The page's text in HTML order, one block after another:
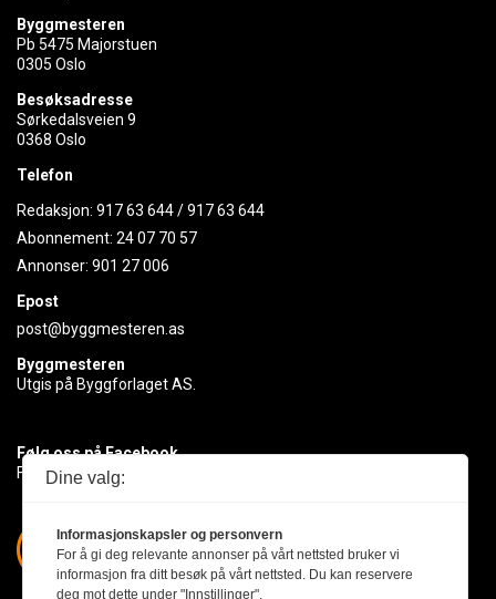
Byggmesteren
Pb 5475 Majorstuen
0305 Oslo
Besøksadresse
Sørkedalsveien 9
0368 Oslo
Telefon
Redaksjon: 917 63 644/917 63 644
Abonnement: 24 07 70 57
Annonser: 901 27 006
Epost
post@byggmesteren.as
Byggmesteren
Utgis på Byggforlaget AS.
Følg oss på Facebook
Få med deg det siste innen byggebransjen
Dine valg:
Informasjonskapsler og personvern
For å gi deg relevante annonser på vårt nettsted bruker vi
informasjon fra ditt besøk på vårt nettsted. Du kan reservere
deg mot dette under "Innstillinger".